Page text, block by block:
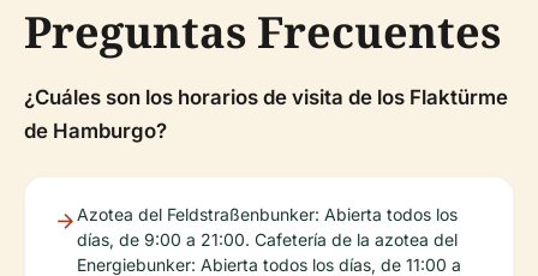
Preguntas Frecuentes
¿Cuáles son los horarios de visita de los Flaktürme
de Hamburgo?
Azotea del Feldstraßenbunker: Abierta todos los
días, de 9:00 a 21:00. Cafetería de la azotea del
Energiebunker: Abierta todos los días, de 11:00 a